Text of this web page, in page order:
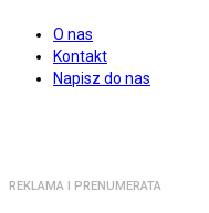
O nas
Kontakt
Napisz do nas
REKLAMA I PRENUMERATA